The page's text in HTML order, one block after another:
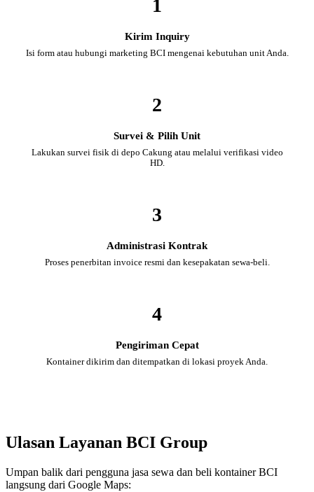
1
Kirim Inquiry
Isi form atau hubungi marketing BCI mengenai kebutuhan unit Anda.
2
Survei & Pilih Unit
Lakukan survei fisik di depo Cakung atau melalui verifikasi video
HD.
3
Administrasi Kontrak
Proses penerbitan invoice resmi dan kesepakatan sewa-beli.
4
Pengiriman Cepat
Kontainer dikirim dan ditempatkan di lokasi proyek Anda.
Ulasan Layanan BCI Group
Umpan balik dari pengguna jasa sewa dan beli kontainer BCI
langsung dari Google Maps: